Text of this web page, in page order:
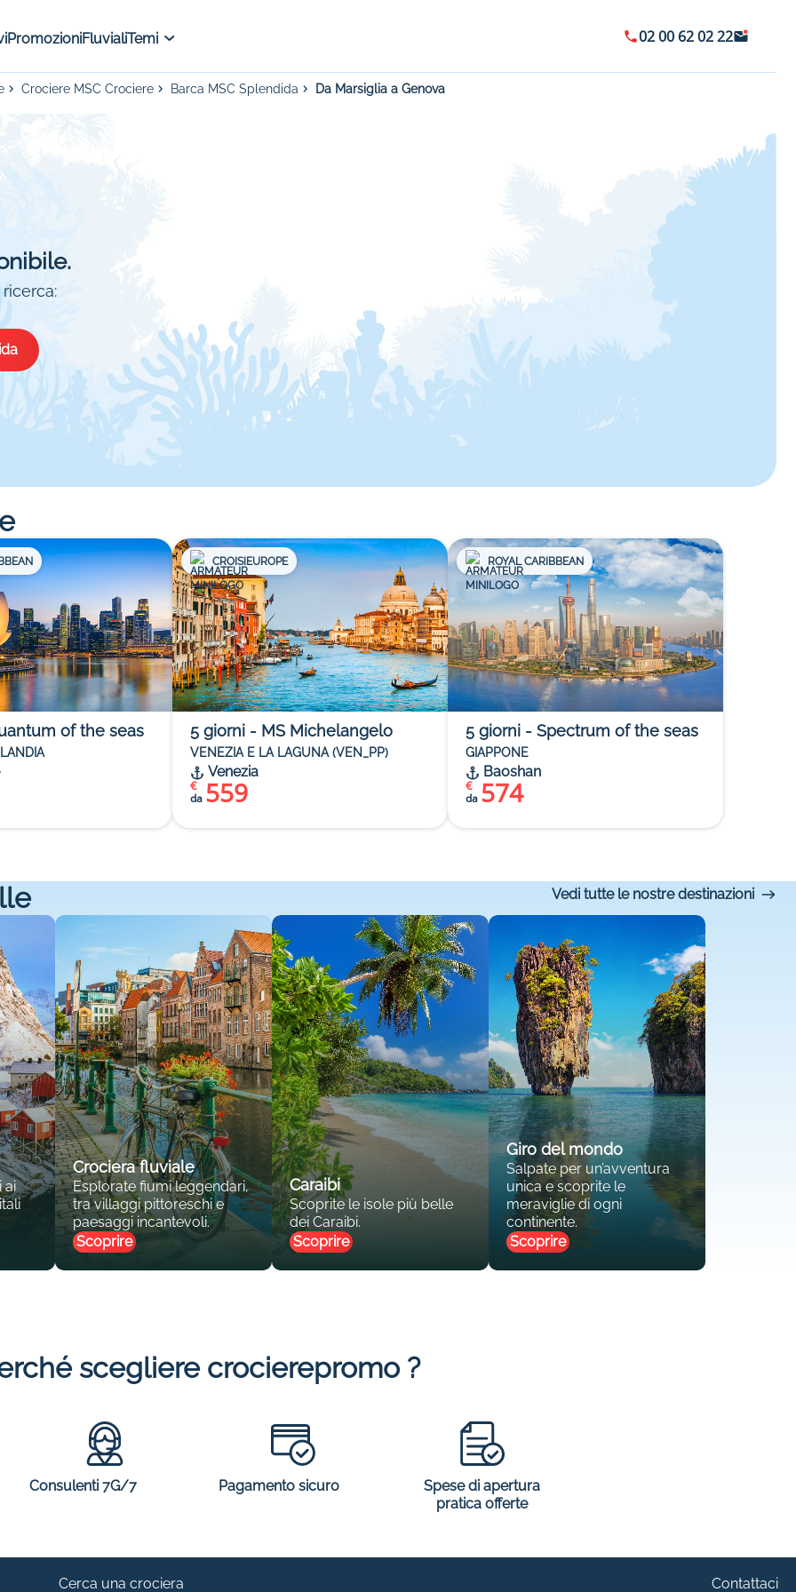
PromozioniFluvialiTemi 02 00 62 02 22
Crociere MSC Crociere Barca MSC Splendida Da Marsiglia a Genova
of the seas
CROISIEUROPE
5 giorni - MS Michelangelo
VENEZIA E LA LAGUNA (VEN_PP)
Venezia
da 559
€
ROYAL CARIBBEAN
5 giorni - Spectrum of the seas
GIAPPONE
Baoshan
da 574
€
Vedi tutte le nostre destinazioni
ai
Crociera fluviale
Esplorate fiumi leggendari,
tra villaggi pittoreschi e
paesaggi incantevoli.
Scoprire
Caraibi
Scoprite le isole più belle
dei Caraibi.
Scoprire
Giro del mondo
Salpate per un’avventura
unica e scoprite le
meraviglie di ogni
continente.
Scoprire
scegliere crocierepromo ?
Consulenti 7G/7 Pagamento sicuro
Spese di apertura
pratica offerte
Cerca una crociera Contattaci